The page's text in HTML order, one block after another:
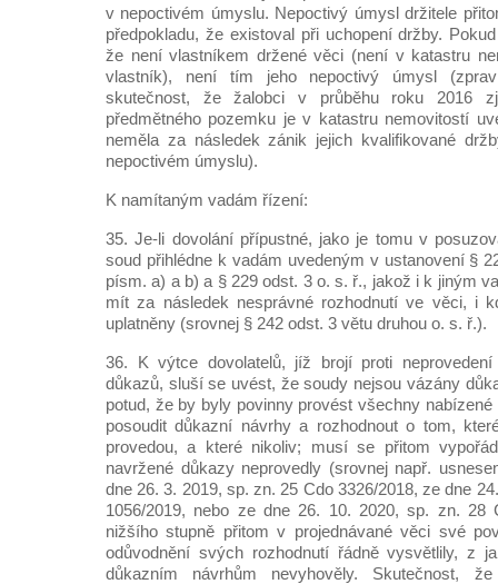
v nepoctivém úmyslu. Nepoctivý úmysl držitele
předpokladu, že existoval při uchopení držby.
že není vlastníkem držené věci (není v katastru
vlastník), není tím jeho nepoctivý úmysl
skutečnost, že žalobci v průběhu roku 2016
předmětného pozemku je v katastru nemovitostí
neměla za následek zánik jejich kvalifikované
nepoctivém úmyslu).
K namítaným vadám řízení:
35. Je-li dovolání přípustné, jako je tomu v
soud přihlédne k vadám uvedeným v ustanovení §
písm. a) a b) a § 229 odst. 3 o. s. ř., jakož i k jiným
mít za následek nesprávné rozhodnutí ve věci, i
uplatněny (srovnej § 242 odst. 3 větu druhou o. s. ř.).
36. K výtce dovolatelů, jíž brojí proti neprovedení
důkazů, sluší se uvést, že soudy nejsou vázány
potud, že by byly povinny provést všechny
posoudit důkazní návrhy a rozhodnout o tom,
provedou, a které nikoliv; musí se přitom
navržené důkazy neprovedly (srovnej např.
dne 26. 3. 2019, sp. zn. 25 Cdo 3326/2018, ze dne
1056/2019, nebo ze dne 26. 10. 2020, sp. zn. 28
nižšího stupně přitom v projednávané věci své
odůvodnění svých rozhodnutí řádně vysvětlily, z
důkazním návrhům nevyhověly. Skutečnost,